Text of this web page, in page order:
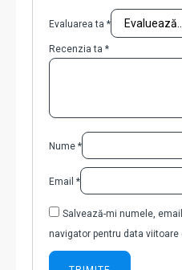
Evaluarea ta *
Recenzia ta *
Nume *
Email *
Salvează-mi numele,
navigator pentru data